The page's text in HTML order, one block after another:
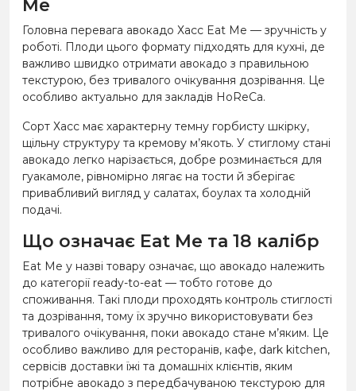
Me
Головна перевага авокадо Хасс Eat Me — зручність у
роботі. Плоди цього формату підходять для кухні, де
важливо швидко отримати авокадо з правильною
текстурою, без тривалого очікування дозрівання. Це
особливо актуально для закладів HoReCa.
Сорт Хасс має характерну темну горбисту шкірку,
щільну структуру та кремову м’якоть. У стиглому стані
авокадо легко нарізається, добре розминається для
гуакамоле, рівномірно лягає на тости й зберігає
привабливий вигляд у салатах, боулах та холодній
подачі.
Що означає Eat Me та 18 калібр
Eat Me у назві товару означає, що авокадо належить
до категорії ready-to-eat — тобто готове до
споживання. Такі плоди проходять контроль стиглості
та дозрівання, тому їх зручно використовувати без
тривалого очікування, поки авокадо стане м’яким. Це
особливо важливо для ресторанів, кафе, dark kitchen,
сервісів доставки їжі та домашніх клієнтів, яким
потрібне авокадо з передбачуваною текстурою для